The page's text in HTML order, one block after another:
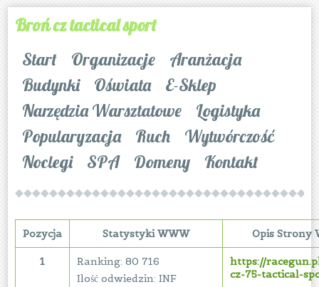
Broń cz tactical sport
Start
Organizacje
Aranżacja
Budynki
Oświata
E-Sklep
Narzędzia Warsztatowe
Logistyka
Popularyzacja
Ruch
Wytwórczość
Noclegi
SPA Domeny Kontakt
Pozycja Statystyki WWW Opis Strony
1
Ranking: 80 716
Ilość odwiedzin: INF
https://
cz-75-tactical-